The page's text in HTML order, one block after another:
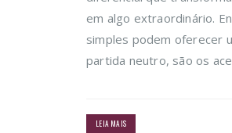
em algo extraordinário.
simples podem oferecer
partida neutro, são os
LEIA MAIS